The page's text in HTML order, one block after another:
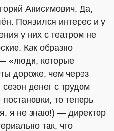
Анисимович. Да,
Появился интерес и у
у них с театром не
Как образно
«люди, которые
дороже, чем через
денег с трудом
то теперь
я не знаю!) — директор
так, что